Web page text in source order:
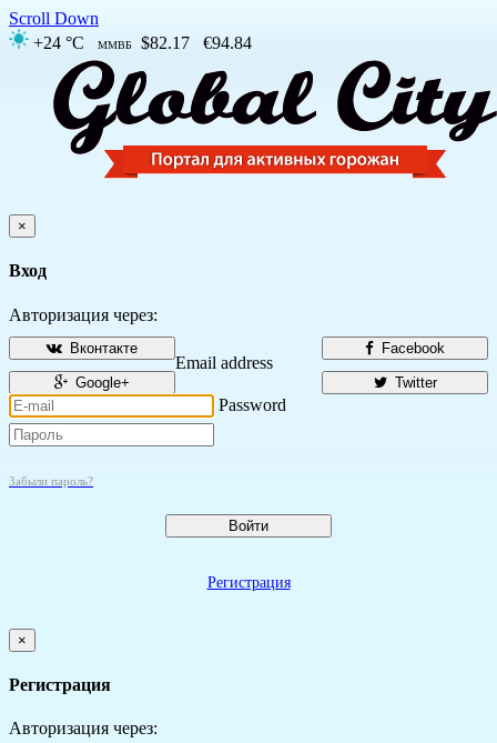
Scroll Down
+24 °C
ММВБ $82.17 €94.84
×
Вход
Авторизация через:
Facebook
Вконтакте
Twitter
Google+
Email address
Password
Забыли пароль?
Войти
Регистрация
×
Регистрация
Авторизация через: